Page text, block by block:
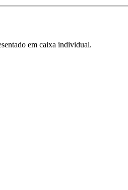
em caixa individual.